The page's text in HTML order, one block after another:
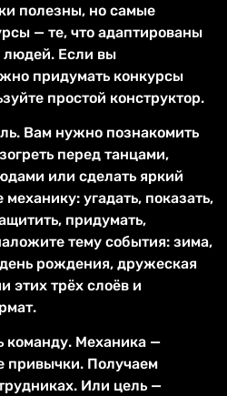
полезны, но самые
— те, что адаптированы
людей. Если вы
придумать конкурсы
простой конструктор.
Вам нужно познакомить
перед танцами,
или сделать яркий
угадать, показать,
придумать,
тему события: зима,
рождения, дружеская
этих трёх слоёв и
команду. Механика —
привычки. Получаем
Или цель —